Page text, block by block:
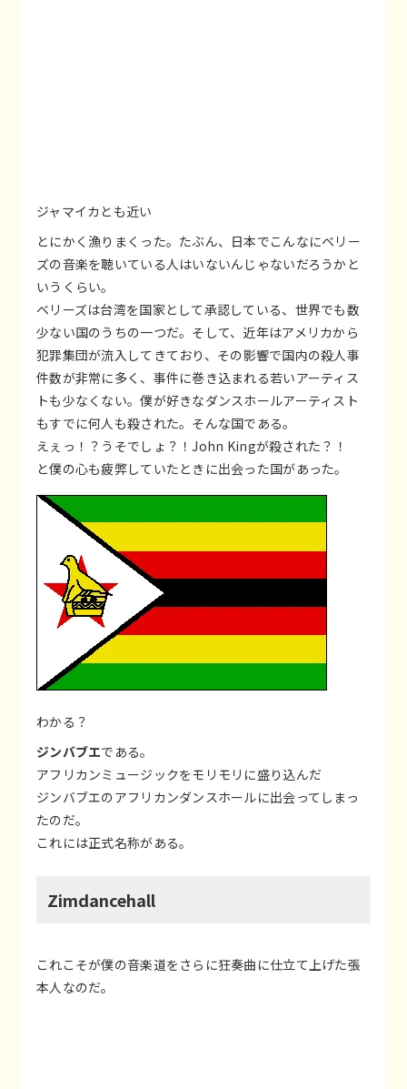
ジャマイカとも近い
とにかく漁りまくった。たぶん、日本でこんなにベリー
ズの音楽を聴いている人はいないんじゃないだろうかと
いうくらい。
ベリーズは台湾を国家として承認している、世界でも数
少ない国のうちの一つだ。そして、近年はアメリカから
犯罪集団が流入してきており、その影響で国内の殺人事
件数が非常に多く、事件に巻き込まれる若いアーティス
トも少なくない。僕が好きなダンスホールアーティスト
もすでに何人も殺された。そんな国である。
えぇっ！？うそでしょ？！John Kingが殺された？！
と僕の心も疲弊していたときに出会った国があった。
わかる？
ジンバブエである。
アフリカンミュージックをモリモリに盛り込んだ
ジンバブエのアフリカンダンスホールに出会ってしまっ
たのだ。
これには正式名称がある。
Zimdancehall
これこそが僕の音楽道をさらに狂奏曲に仕立て上げた張
本人なのだ。